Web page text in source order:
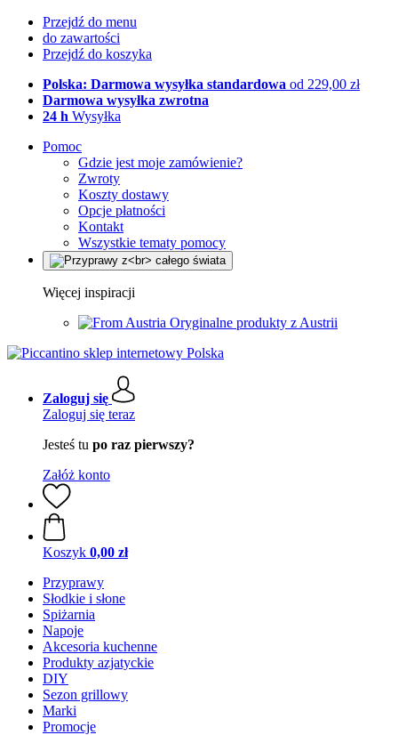
Przejdź do menu
do zawartości
Przejdź do koszyka
Polska: Darmowa wysyłka standardowa od 229,00 zł
Darmowa wysyłka zwrotna
24 h Wysyłka
Pomoc
Gdzie jest moje zamówienie?
Zwroty
Koszty dostawy
Opcje płatności
Kontakt
Wszystkie tematy pomocy
Więcej inspiracji
Oryginalne produkty z Austrii
Zaloguj się
Zaloguj się teraz
Jesteś tu po raz pierwszy?
Załóż konto
Koszyk 0,00 zł
Przyprawy
Słodkie i słone
Spiżarnia
Napoje
Akcesoria kuchenne
Produkty azjatyckie
DIY
Sezon grillowy
Marki
Promocje